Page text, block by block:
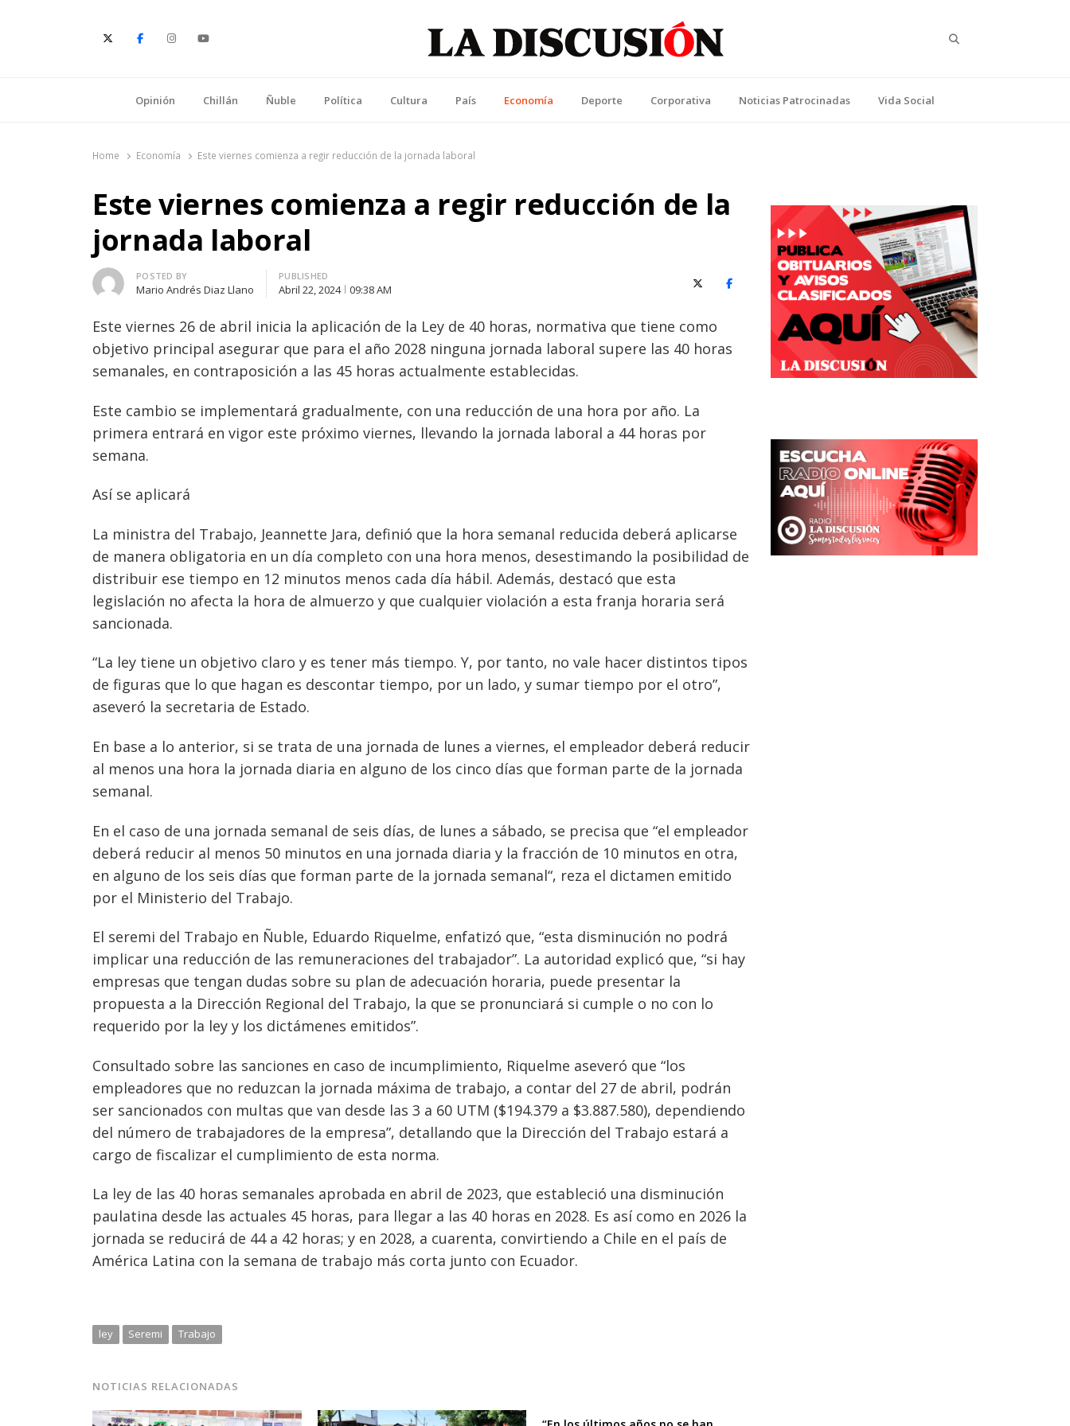
Opinión Chillán Ñuble Política Cultura País Economía Deporte Corporativa Noticias Patrocinadas Vida Social
Home Economía Este viernes comienza a regir reducción de la jornada laboral
Este viernes comienza a regir reducción de la
jornada laboral
Author
POSTED BY
Mario Andrés Diaz Llano
PUBLISHED
Abril 22, 2024 09:38 AM X (Twitter)Facebook
Este viernes 26 de abril inicia la aplicación de la Ley de 40 horas, normativa que tiene como
objetivo principal asegurar que para el año 2028 ninguna jornada laboral supere las 40 horas
semanales, en contraposición a las 45 horas actualmente establecidas.
Este cambio se implementará gradualmente, con una reducción de una hora por año. La
primera entrará en vigor este próximo viernes, llevando la jornada laboral a 44 horas por
semana.
Así se aplicará
La ministra del Trabajo, Jeannette Jara, definió que la hora semanal reducida deberá aplicarse
de manera obligatoria en un día completo con una hora menos, desestimando la posibilidad de
distribuir ese tiempo en 12 minutos menos cada día hábil. Además, destacó que esta
legislación no afecta la hora de almuerzo y que cualquier violación a esta franja horaria será
sancionada.
“La ley tiene un objetivo claro y es tener más tiempo. Y, por tanto, no vale hacer distintos tipos
de figuras que lo que hagan es descontar tiempo, por un lado, y sumar tiempo por el otro”,
aseveró la secretaria de Estado.
En base a lo anterior, si se trata de una jornada de lunes a viernes, el empleador deberá reducir
al menos una hora la jornada diaria en alguno de los cinco días que forman parte de la jornada
semanal.
En el caso de una jornada semanal de seis días, de lunes a sábado, se precisa que “el empleador
deberá reducir al menos 50 minutos en una jornada diaria y la fracción de 10 minutos en otra,
en alguno de los seis días que forman parte de la jornada semanal“, reza el dictamen emitido
por el Ministerio del Trabajo.
El seremi del Trabajo en Ñuble, Eduardo Riquelme, enfatizó que, “esta disminución no podrá
implicar una reducción de las remuneraciones del trabajador”. La autoridad explicó que, “si hay
empresas que tengan dudas sobre su plan de adecuación horaria, puede presentar la
propuesta a la Dirección Regional del Trabajo, la que se pronunciará si cumple o no con lo
requerido por la ley y los dictámenes emitidos”.
Consultado sobre las sanciones en caso de incumplimiento, Riquelme aseveró que “los
empleadores que no reduzcan la jornada máxima de trabajo, a contar del 27 de abril, podrán
ser sancionados con multas que van desde las 3 a 60 UTM ($194.379 a $3.887.580), dependiendo
del número de trabajadores de la empresa”, detallando que la Dirección del Trabajo estará a
cargo de fiscalizar el cumplimiento de esta norma.
La ley de las 40 horas semanales aprobada en abril de 2023, que estableció una disminución
paulatina desde las actuales 45 horas, para llegar a las 40 horas en 2028. Es así como en 2026 la
jornada se reducirá de 44 a 42 horas; y en 2028, a cuarenta, convirtiendo a Chile en el país de
América Latina con la semana de trabajo más corta junto con Ecuador.
ley Seremi Trabajo
NOTICIAS RELACIONADAS
Navegación